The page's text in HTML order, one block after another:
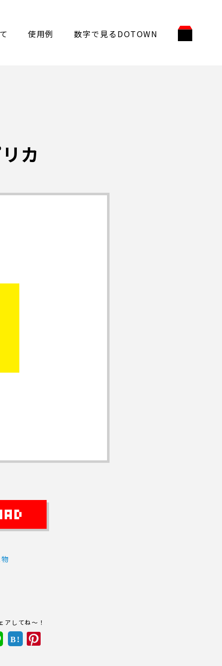
使用例 数字で見るDOTOWN
カ
アしてね～！
B!